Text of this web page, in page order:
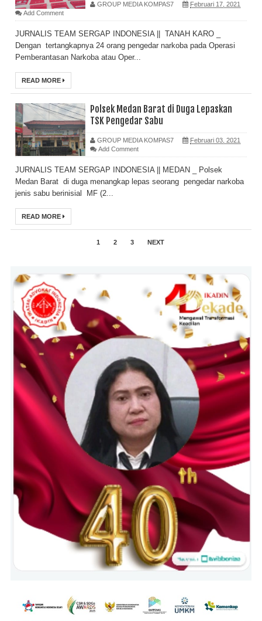
GROUP MEDIA KOMPAS7
Februari 17, 2021
Add Comment
JURNALIS TEAM SERGAP INDONESIA || TANAH KARO _
Dengan tertangkapnya 24 orang pengedar narkoba pada Operasi
Pemberantasan Narkoba atau Oper...
READ MORE
Polsek Medan Barat di Duga Lepaskan
TSK Pengedar Sabu
GROUP MEDIA KOMPAS7
Februari 03, 2021
Add Comment
JURNALIS TEAM SERGAP INDONESIA || MEDAN _ Polsek
Medan Barat di duga menangkap lepas seorang pengedar narkoba
jenis sabu berinisial MF (2...
READ MORE
1 2 3 NEXT